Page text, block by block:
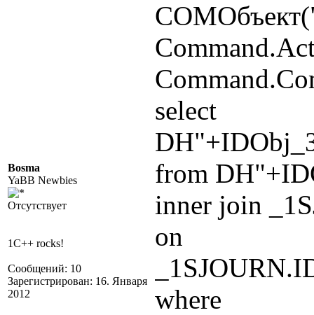
Bosma
YaBB Newbies
Отсутствует
1C++ rocks!
Сообщений: 10
Зарегистрирован: 16. Января
2012
select
from
inner join
on
where